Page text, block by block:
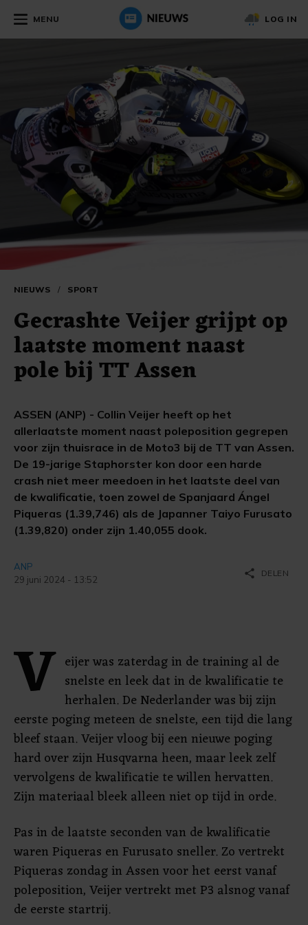
MENU LOG IN
NIEUWS / SPORT
Gecrashte Veijer grijpt op
laatste moment naast
pole bij TT Assen
ASSEN (ANP) - Collin Veijer heeft op het
allerlaatste moment naast poleposition gegrepen
voor zijn thuisrace in de Moto3 bij de TT van Assen.
De 19-jarige Staphorster kon door een harde
crash niet meer meedoen in het laatste deel van
de kwalificatie, toen zowel de Spanjaard Ángel
Piqueras (1.39,746) als de Japanner Taiyo Furusato
(1.39,820) onder zijn 1.40,055 dook.
ANP
29 juni 2024 - 13:52
share DELEN
V eijer was zaterdag in de training al de
snelste en leek dat in de kwalificatie te
herhalen. De Nederlander was bij zijn
eerste poging meteen de snelste, een tijd die lang
bleef staan. Veijer vloog bij een nieuwe poging
hard over zijn Husqvarna heen, maar leek zelf
vervolgens de kwalificatie te willen hervatten.
Zijn materiaal bleek alleen niet op tijd in orde.
Pas in de laatste seconden van de kwalificatie
waren Piqueras en Furusato sneller. Zo vertrekt
Piqueras zondag in Assen voor het eerst vanaf
poleposition, Veijer vertrekt met P3 alsnog vanaf
de eerste startrij.